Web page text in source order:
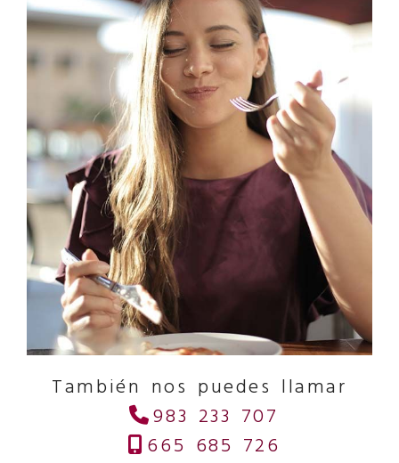
También nos puedes llamar
983 233 707
665 685 726